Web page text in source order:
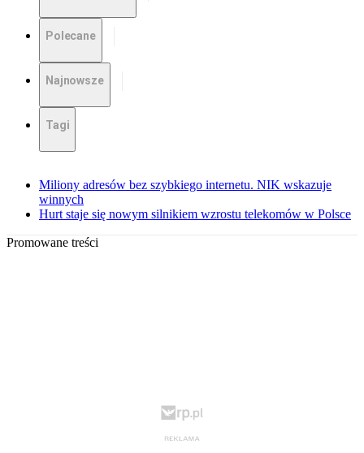
Polecane
Najnowsze
Tagi
Miliony adresów bez szybkiego internetu. NIK wskazuje
winnych
Hurt staje się nowym silnikiem wzrostu telekomów w Polsce
Promowane treści